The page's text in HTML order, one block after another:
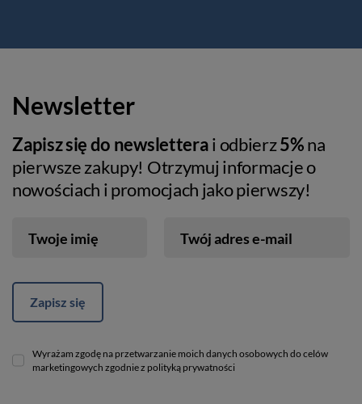
Newsletter
Zapisz się do newsletterai odbierz5%na
pierwsze zakupy! Otrzymuj informacje o
nowościach i promocjach jako pierwszy!
Twoje imię Twój adres e-mail
Zapisz się
Wyrażam zgodę na przetwarzanie moich danych osobowych do celów
marketingowych zgodnie z polityką prywatności